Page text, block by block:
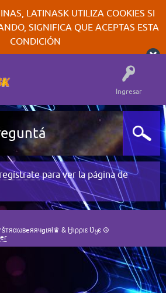
LATINASK UTILIZA COOKIES SI
SIGNIFICA QUE ACEPTAS ESTA
CONDICIÓN
Ingresar
regístratepara ver la página de
& Ӈιρριε Ʋყє ☮